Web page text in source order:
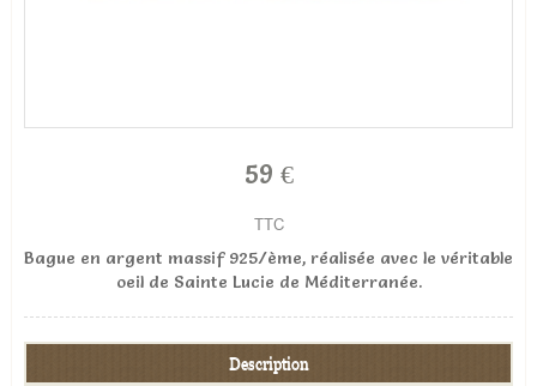
59 €
TTC
Bague en argent massif 925/ème, réalisée avec le véritable
oeil de Sainte Lucie de Méditerranée.
Description